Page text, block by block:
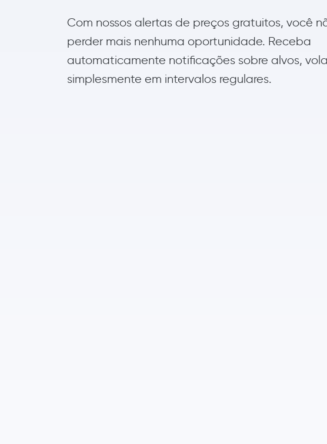
Com nossos alertas de preços gratuitos, você
perder mais nenhuma oportunidade. Receba
automaticamente notificações sobre alvos,
simplesmente em intervalos regulares.